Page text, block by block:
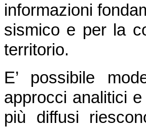
informazioni
sismico e per la
territorio.
E’ possibile
approcci analitici
più diffusi